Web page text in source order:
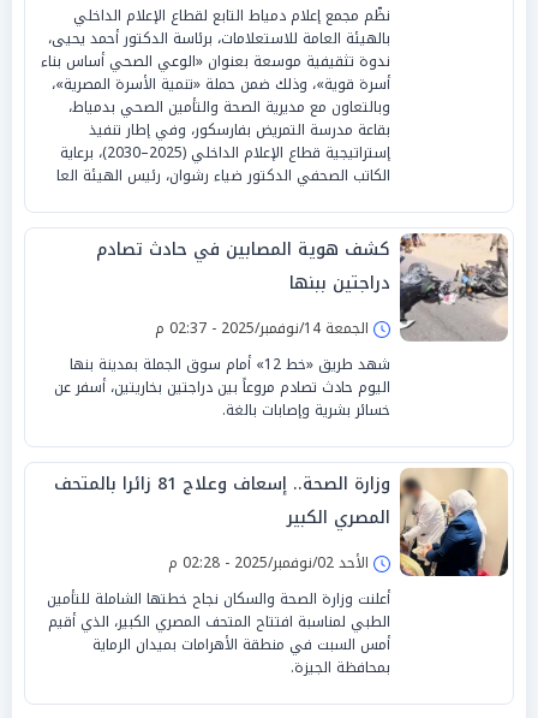
نظّم مجمع إعلام دمياط التابع لقطاع الإعلام الداخلي
بالهيئة العامة للاستعلامات، برئاسة الدكتور أحمد يحيى،
ندوة تثقيفية موسعة بعنوان «الوعي الصحي أساس بناء
أسرة قوية»، وذلك ضمن حملة «تنمية الأسرة المصرية»،
وبالتعاون مع مديرية الصحة والتأمين الصحي بدمياط،
بقاعة مدرسة التمريض بفارسكور، وفي إطار تنفيذ
إستراتيجية قطاع الإعلام الداخلي (2025–2030)، برعاية
الكاتب الصحفي الدكتور ضياء رشوان، رئيس الهيئة العا
كشف هوية المصابين في حادث تصادم
دراجتين ببنها
الجمعة 14/نوفمبر/2025 - 02:37 م
شهد طريق «خط 12» أمام سوق الجملة بمدينة بنها
اليوم حادث تصادم مروعاً بين دراجتين بخاريتين، أسفر عن
خسائر بشرية وإصابات بالغة.
وزارة الصحة.. إسعاف وعلاج 81 زائرا بالمتحف
المصري الكبير
الأحد 02/نوفمبر/2025 - 02:28 م
أعلنت وزارة الصحة والسكان نجاح خطتها الشاملة للتأمين
الطبي لمناسبة افتتاح المتحف المصري الكبير، الذي أقيم
أمس السبت في منطقة الأهرامات بميدان الرماية
بمحافظة الجيزة.